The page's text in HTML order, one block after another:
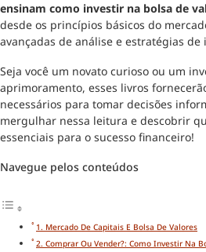
ensinam como investir na bolsa de
desde os princípios básicos do
avançadas de análise e estratégias de
Seja você um novato curioso ou um
aprimoramento, esses livros
necessários para tomar decisões
mergulhar nessa leitura e descobrir
essenciais para o sucesso financeiro!
Navegue pelos conteúdos
1. Mercado De Capitais E Bolsa De Valores
2. Comprar Ou Vender?: Como Investir Na